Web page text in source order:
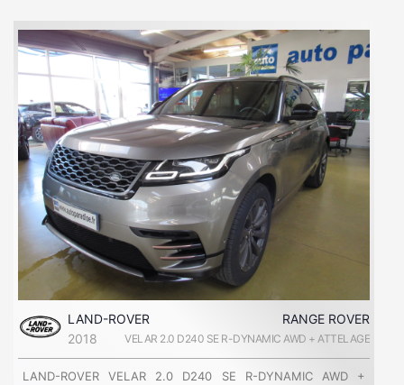
LAND-ROVER
RANGE ROVER
2018
VELAR 2.0 D240 SE R-DYNAMIC AWD + ATTELAGE
LAND-ROVER VELAR 2.0 D240 SE R-DYNAMIC AWD +